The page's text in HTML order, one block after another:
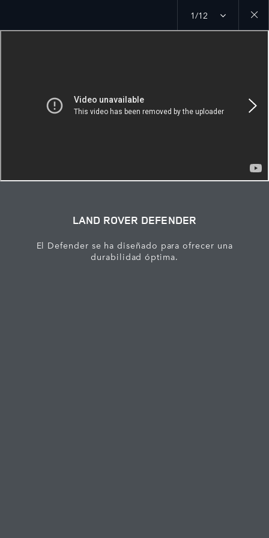
1/12
Close
LAND ROVER DEFENDER
El Defender se ha diseñado para ofrecer una
durabilidad óptima.